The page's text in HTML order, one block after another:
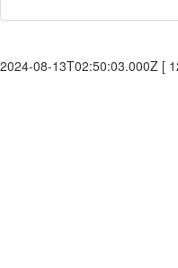
2024-08-13T02:50:03.000Z [